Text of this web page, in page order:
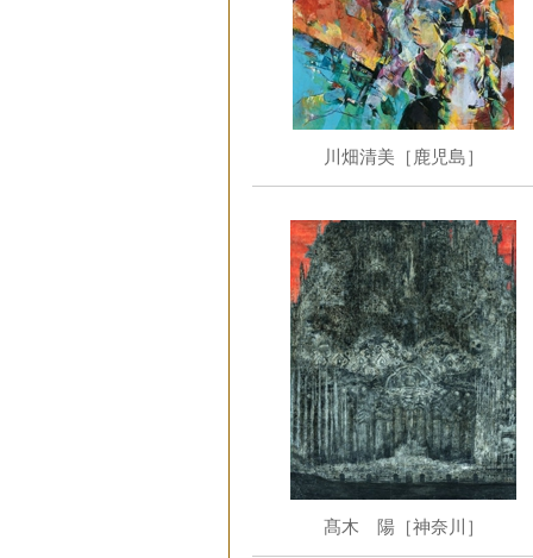
川畑清美［鹿児島］
髙木 陽［神奈川］